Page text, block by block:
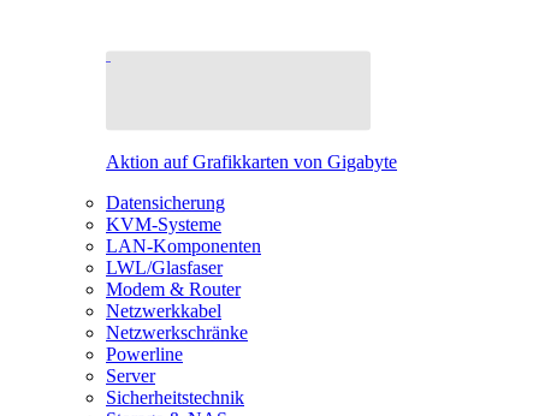
Aktion auf Grafikkarten von Gigabyte
Datensicherung
KVM-Systeme
LAN-Komponenten
LWL/Glasfaser
Modem & Router
Netzwerkkabel
Netzwerkschränke
Powerline
Server
Sicherheitstechnik